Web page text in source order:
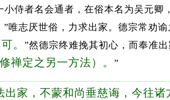
小侍者名会通者，在俗本名为吴元卿
”唯志厌世俗，力求出家。德宗常劝谕
。 ”然德宗终难挽其初心，而奉准出
禅定之另一方法）。 ”
出家，不蒙和尚垂慈诲，今往诸